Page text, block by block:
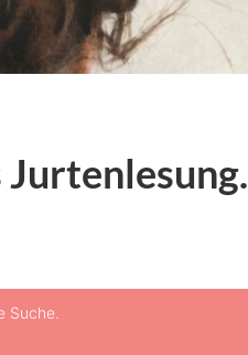
Jurtenlesung.